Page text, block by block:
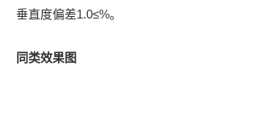
垂直度偏差1.0≤%。
同类效果图